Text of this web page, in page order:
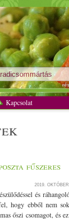
Kapcsolat
fűszeres
2019.
és
hogy ebből nem
őszi csomagot, és